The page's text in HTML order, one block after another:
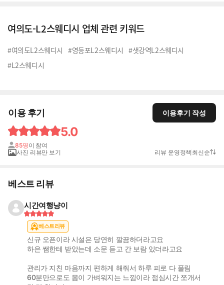
여의도-L2스웨디시 업체 관련 키워드
#여의도L2스웨디시 #영등포L2스웨디시 #샛강역L2스웨디시
#L2스웨디시
이용 후기 이용후기 작성
5.0
85명 이 참여
사진 리뷰만 보기
리뷰 운영정책 최신순
베스트 리뷰
시간여행냥이
베스트리뷰
신규 오픈이라 시설은 당연히 깔끔하더라고요
하은 쌤한테 받았는데 소문 듣고 간 보람 있더라고요
관리가 지친 마음까지 편하게 해줘서 하루 피로 다 풀림
60분만으로도 몸이 가벼워지는 느낌이라 점심시간 쪼개서